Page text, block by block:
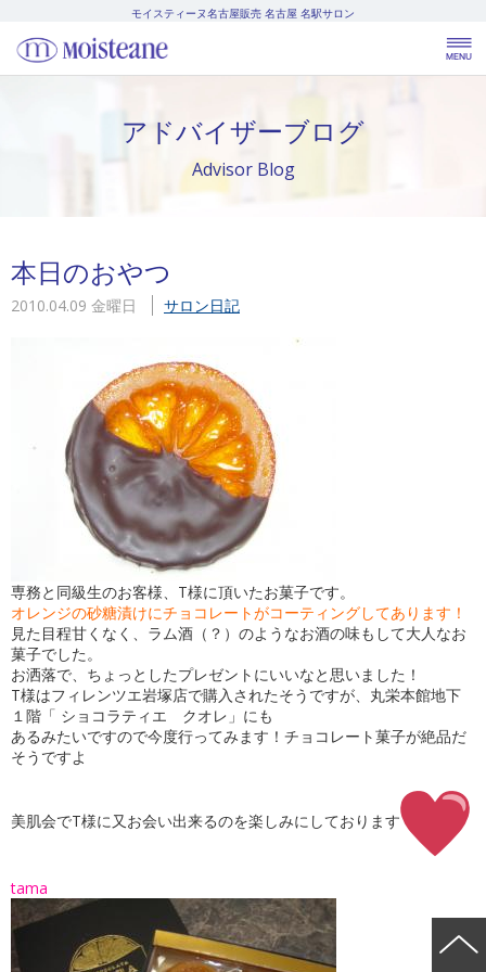
モイスティーヌ名古屋販売 名古屋 名駅サロン
アドバイザーブログ
Advisor Blog
本日のおやつ
2010.04.09 金曜日 サロン日記
専務と同級生のお客様、T様に頂いたお菓子です。
オレンジの砂糖漬けにチョコレートがコーティングしてあります！
見た目程甘くなく、ラム酒（？）のようなお酒の味もして大人なお
菓子でした。
お洒落で、ちょっとしたプレゼントにいいなと思いました！
T様はフィレンツエ岩塚店で購入されたそうですが、丸栄本館地下
１階「 ショコラティエ クオレ」にも
あるみたいですので今度行ってみます！チョコレート菓子が絶品だ
そうですよ
美肌会でT様に又お会い出来るのを楽しみにしております
tama